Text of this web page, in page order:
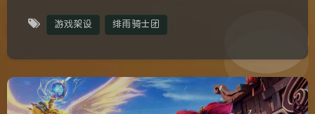
游戏架设 绯雨骑士团